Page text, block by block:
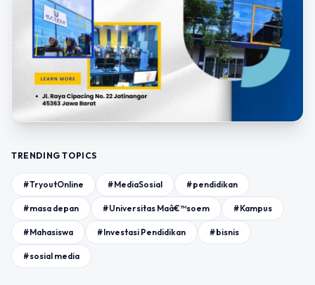
TRENDING TOPICS
#TryoutOnline #MediaSosial #pendidikan
#masa depan #Universitas Maâ€™soem #Kampus
#Mahasiswa #Investasi Pendidikan #bisnis
#sosial media